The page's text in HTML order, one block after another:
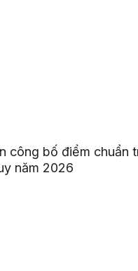
công bố điểm chuẩn
năm 2026